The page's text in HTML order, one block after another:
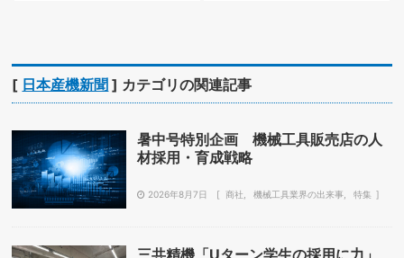
[ 日本産機新聞 ] カテゴリの関連記事
暑中号特別企画 機械工具販売店の人
材採用・育成戦略
2026年8月7日 商社 機械工具業界の出来事 特集
三共精機「Uターン学生の採用に力」